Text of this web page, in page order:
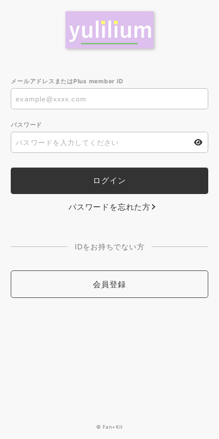
メールアドレスまたはPlus member ID
パスワード
パスワードを忘れた方
IDをお持ちでない方
会員登録
© Fan+Kit